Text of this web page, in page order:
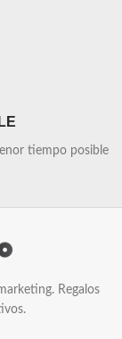
tiempo posible
Regalos